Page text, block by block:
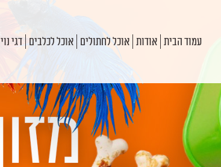
עמוד הבית אודות אוכל לחתולים אוכל לכלבים דגי נוי